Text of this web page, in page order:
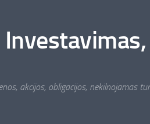
akcijos, obligacijos, nekilnojamas